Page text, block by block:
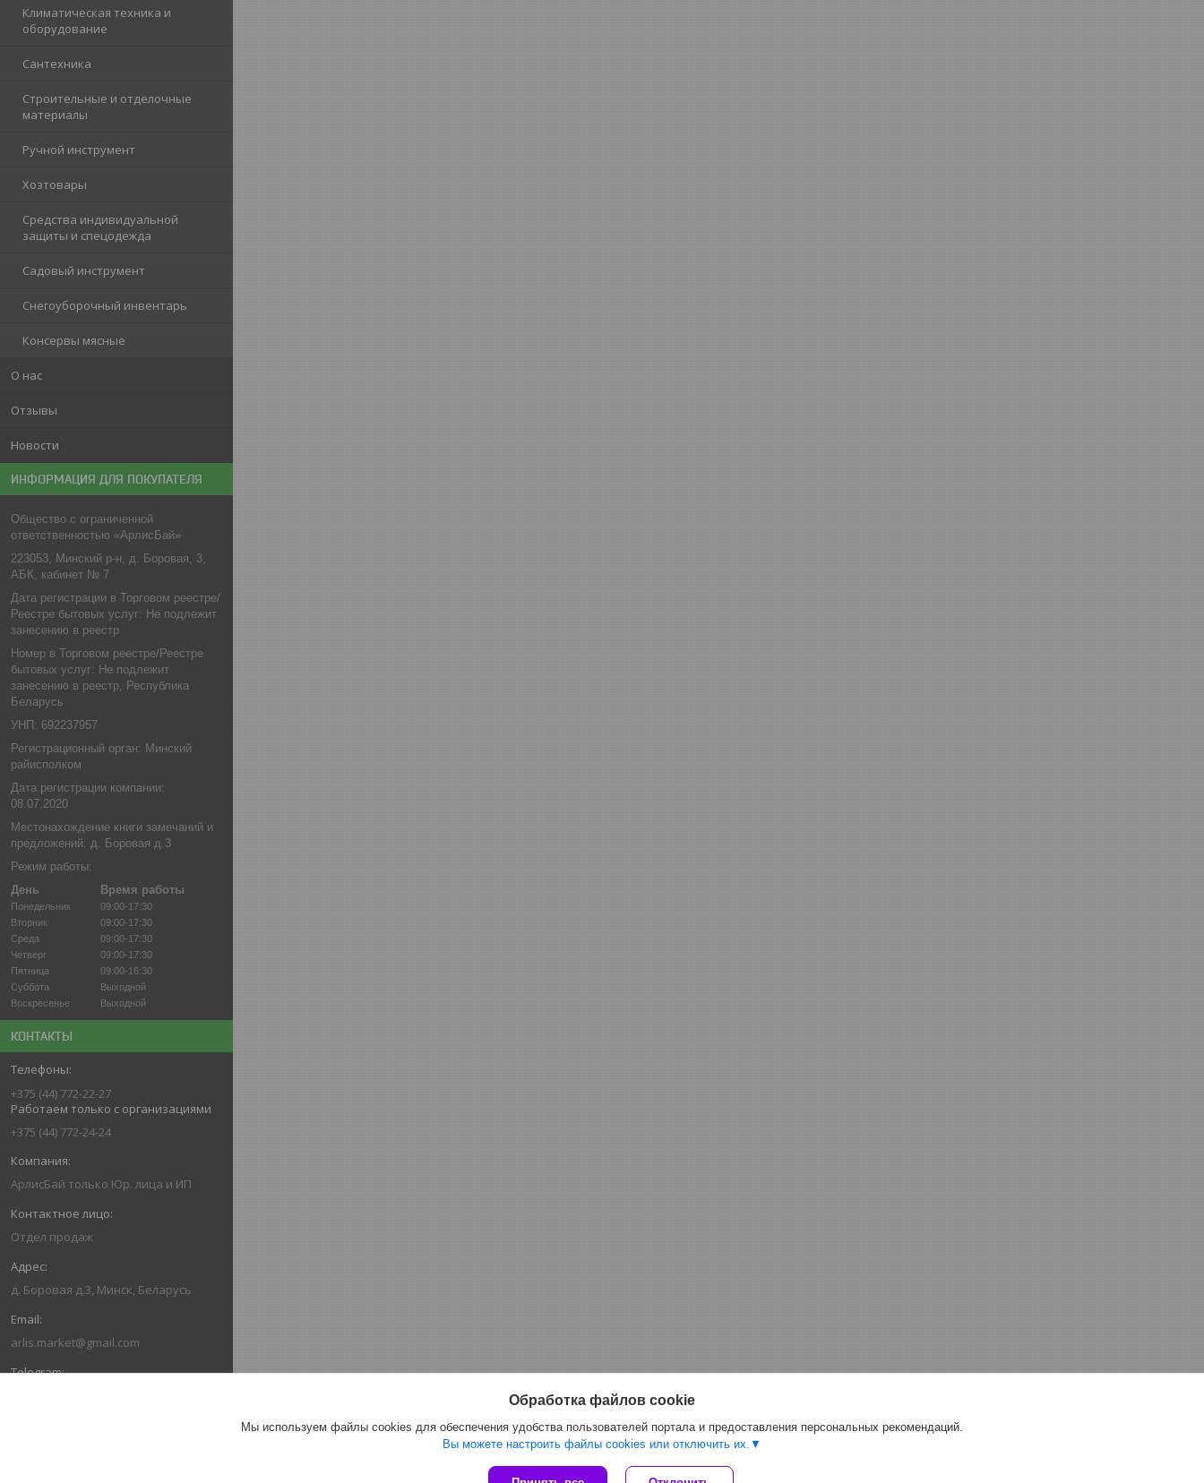
Климатическая техника и
оборудование
Cантехника
Строительные и отделочные
материалы
Ручной инструмент
Хозтовары
Средства индивидуальной
защиты и спецодежда
Садовый инструмент
Снегоуборочный инвентарь
Консервы мясные
О нас
Отзывы
Новости
ИНФОРМАЦИЯ ДЛЯ ПОКУПАТЕЛЯ
Общество с ограниченной
ответственностью «АрлисБай»
223053, Минский р-н, д. Боровая, 3,
АБК, кабинет № 7
Дата регистрации в Торговом реестре/
Реестре бытовых услуг: Не подлежит
занесению в реестр
Номер в Торговом реестре/Реестре
бытовых услуг: Не подлежит
занесению в реестр, Республика
Беларусь
УНП: 692237957
Регистрационный орган: Минский
райисполком
Дата регистрации компании:
08.07.2020
Местонахождение книги замечаний и
предложений: д. Боровая д.3
Режим работы:
День
Время работы
Понедельник
09:00-17:30
Вторник
09:00-17:30
Среда
09:00-17:30
Четверг
09:00-17:30
Пятница
09:00-16:30
Суббота
Выходной
Воскресенье
Выходной
КОНТАКТЫ
+375 (44) 772-22-27
Работаем только с организациями
+375 (44) 772-24-24
АрлисБай только Юр. лица и ИП
Отдел продаж
д. Боровая д.3, Минск, Беларусь
arlis.market@gmail.com
Обработка файлов cookie
Мы используем файлы cookies для обеспечения удобства пользователей портала и предоставления персональных рекомендаций.
Вы можете настроить файлы cookies или отключить их.